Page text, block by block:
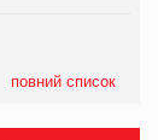
повний список